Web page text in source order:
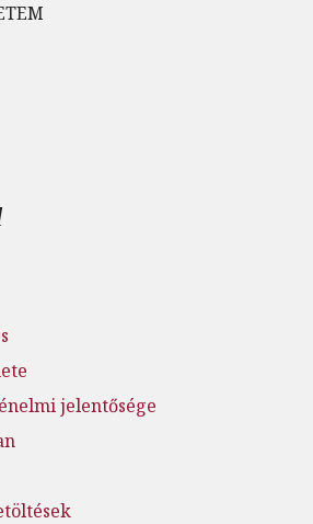
jelentősége